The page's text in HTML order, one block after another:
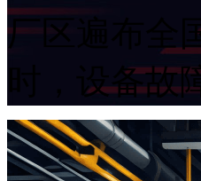
厂区遍布全国
时，设